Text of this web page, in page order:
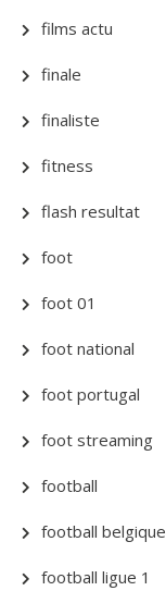
films actu
finale
finaliste
fitness
flash resultat
foot
foot 01
foot national
foot portugal
foot streaming
football
football belgique
football ligue 1